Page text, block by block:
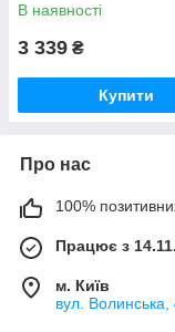
В наявності
3 339 ₴
Купити
Про нас
100%
Працює з
м. Київ
вул. Bолинська,